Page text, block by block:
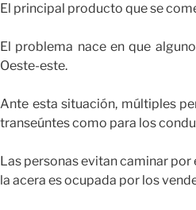
El principal producto que se
El problema nace en que
Oeste-este.
Ante esta situación, múltiples
transeúntes como para los
Las personas evitan caminar
la acera es ocupada por los